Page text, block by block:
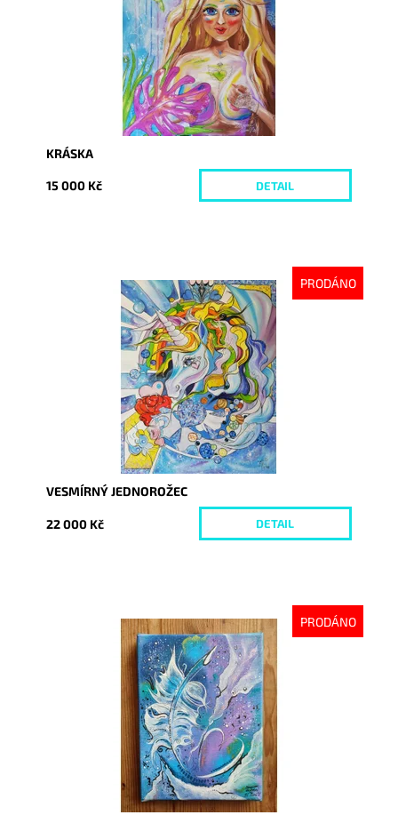
KRÁSKA
15 000 Kč DETAIL
PRODÁNO
Vyprodáno
1037
VESMÍRNÝ JEDNOROŽEC
22 000 Kč DETAIL
PRODÁNO
Vyprodáno
4998